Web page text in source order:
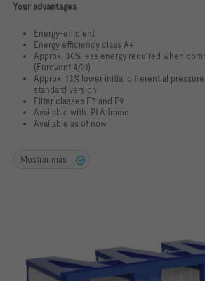
Your advantages
Energy-efficient
Energy efficiency class A+
Approx. 30% less energy required when
(Eurovent 4/21)
Approx. 13% lower initial differential
standard version
Filter classes F7 and F9
Available with PLA frame
Available as of now
Mostrar más